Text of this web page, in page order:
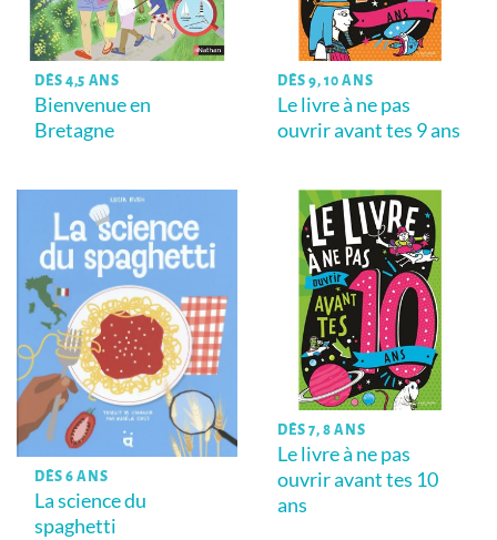
DÈS 4,5 ANS
Bienvenue en
Bretagne
DÈS 9, 10 ANS
Le livre à ne pas
ouvrir avant tes 9 ans
DÈS 6 ANS
La science du
spaghetti
DÈS 7, 8 ANS
Le livre à ne pas
ouvrir avant tes 10
ans